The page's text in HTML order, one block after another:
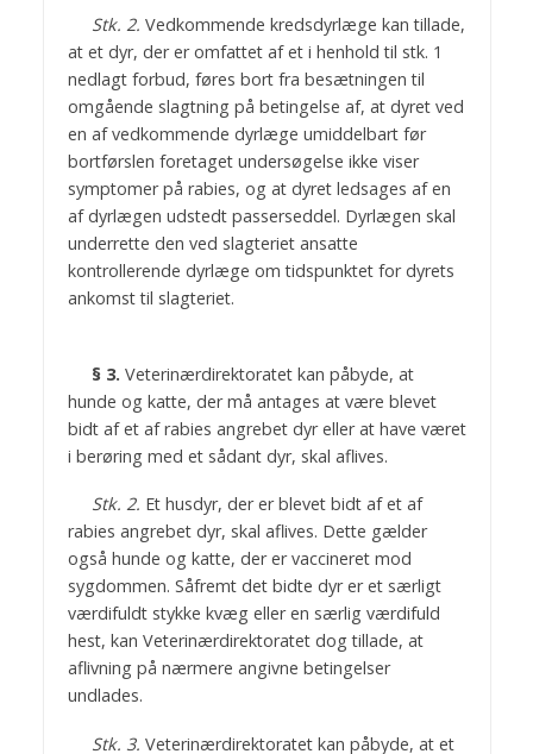
Stk. 2. Vedkommende kredsdyrlæge kan tillade,
at et dyr, der er omfattet af et i henhold til stk. 1
nedlagt forbud, føres bort fra besætningen til
omgående slagtning på betingelse af, at dyret ved
en af vedkommende dyrlæge umiddelbart før
bortførslen foretaget undersøgelse ikke viser
symptomer på rabies, og at dyret ledsages af en
af dyrlægen udstedt passerseddel. Dyrlægen skal
underrette den ved slagteriet ansatte
kontrollerende dyrlæge om tidspunktet for dyrets
ankomst til slagteriet.
§ 3. Veterinærdirektoratet kan påbyde, at
hunde og katte, der må antages at være blevet
bidt af et af rabies angrebet dyr eller at have været
i berøring med et sådant dyr, skal aflives.
Stk. 2. Et husdyr, der er blevet bidt af et af
rabies angrebet dyr, skal aflives. Dette gælder
også hunde og katte, der er vaccineret mod
sygdommen. Såfremt det bidte dyr er et særligt
værdifuldt stykke kvæg eller en særlig værdifuld
hest, kan Veterinærdirektoratet dog tillade, at
aflivning på nærmere angivne betingelser
undlades.
Stk. 3. Veterinærdirektoratet kan påbyde, at et